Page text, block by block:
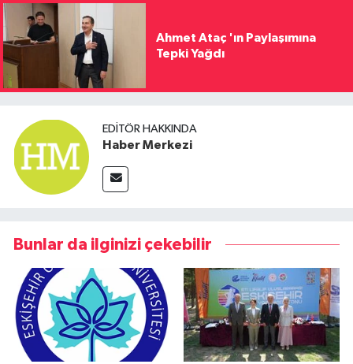
Ahmet Ataç 'ın Paylaşımına
Tepki Yağdı
EDITÖR HAKKINDA
Haber Merkezi
Bunlar da ilginizi çekebilir